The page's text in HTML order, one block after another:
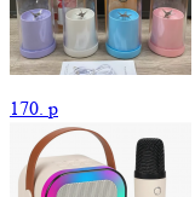
170. p